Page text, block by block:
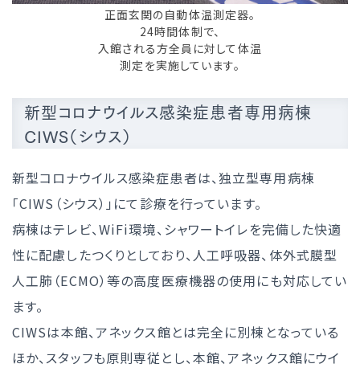
正面玄関の自動体温測定器。
24時間体制で、
入館される方全員に対して体温
測定を実施しています。
新型コロナウイルス感染症患者専用病棟
CIWS（シウス）
新型コロナウイルス感染症患者は、独立型専用病棟
「CIWS（シウス）」にて診療を行っています。
病棟はテレビ、WiFi環境、シャワートイレを完備した快適
性に配慮したつくりとしており、人工呼吸器、体外式膜型
人工肺（ECMO）等の高度医療機器の使用にも対応してい
ます。
CIWSは本館、アネックス館とは完全に別棟となっている
ほか、スタッフも原則専従とし、本館、アネックス館にウイ